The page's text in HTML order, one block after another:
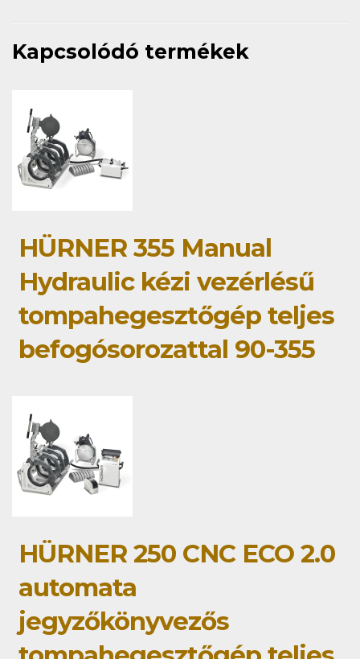
Kapcsolódó termékek
HÜRNER 355 Manual
Hydraulic kézi vezérlésű
tompahegesztőgép teljes
befogósorozattal 90-355
HÜRNER 250 CNC ECO 2.0
automata
jegyzőkönyvezős